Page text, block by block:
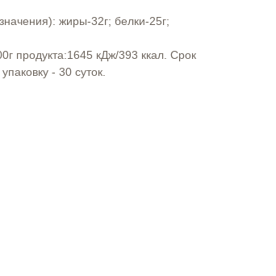
жиры-32г; белки-25г;
продукта:1645 кДж/393 ккал. Срок
- 30 суток.